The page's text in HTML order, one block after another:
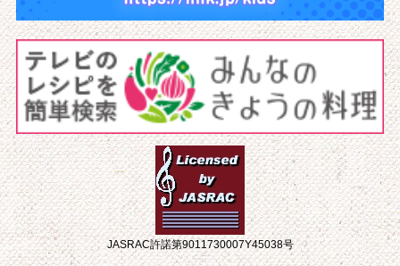
JASRAC許諾第9011730007Y45038号